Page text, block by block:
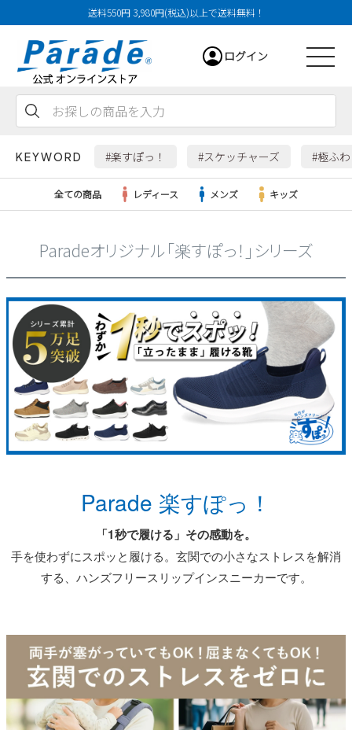
送料550円 3,980円(税込)以上で送料無料！
ログイン
KEYWORD #楽すぽっ！ #スケッチャーズ #極ふ
レディース
すべての商品
サンダル
レインシューズ
パンプス
ローファー
カジュアルシューズ
ブーツ
ウェア
メンズ
すべての商品
サンダル
レインシューズ
ビジネス・ドレスシューズ
ワークシューズ
ブーツ
ウェア
キッズ
すべての商品
レインシューズ
スクール
ブーツ
Parade
NEW
メンズ新入荷
すべての商品
レディースSALE
キッズSALE
ボディバッグ
ハンドバッグ
雑貨
すべての商品
ケア用品
雑貨
店舗一覧
全ての商品 レディース メンズ キッズ
Paradeオリジナル「楽すぽっ！」シリーズ
Parade 楽すぽっ！
「1秒で履ける」その感動を。
手を使わずにスポッと履ける。玄関での小さなストレスを解消
する、ハンズフリースリップインスニーカーです。